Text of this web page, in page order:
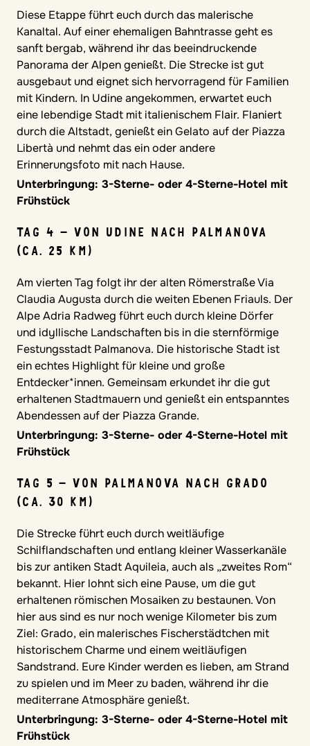
Diese Etappe führt euch durch das malerische
Kanaltal. Auf einer ehemaligen Bahntrasse geht es
sanft bergab, während ihr das beeindruckende
Panorama der Alpen genießt. Die Strecke ist gut
ausgebaut und eignet sich hervorragend für Familien
mit Kindern. In Udine angekommen, erwartet euch
eine lebendige Stadt mit italienischem Flair. Flaniert
durch die Altstadt, genießt ein Gelato auf der Piazza
Libertà und nehmt das ein oder andere
Erinnerungsfoto mit nach Hause.
Unterbringung: 3-Sterne- oder 4-Sterne-Hotel mit
Frühstück
TAG 4 – VON UDINE NACH PALMANOVA
(CA. 25 KM)
Am vierten Tag folgt ihr der alten Römerstraße Via
Claudia Augusta durch die weiten Ebenen Friauls. Der
Alpe Adria Radweg führt euch durch kleine Dörfer
und idyllische Landschaften bis in die sternförmige
Festungsstadt Palmanova. Die historische Stadt ist
ein echtes Highlight für kleine und große
Entdecker*innen. Gemeinsam erkundet ihr die gut
erhaltenen Stadtmauern und genießt ein entspanntes
Abendessen auf der Piazza Grande.
Unterbringung: 3-Sterne- oder 4-Sterne-Hotel mit
Frühstück
TAG 5 – VON PALMANOVA NACH GRADO
(CA. 30 KM)
Die Strecke führt euch durch weitläufige
Schilflandschaften und entlang kleiner Wasserkanäle
bis zur antiken Stadt Aquileia, auch als „zweites Rom“
bekannt. Hier lohnt sich eine Pause, um die gut
erhaltenen römischen Mosaiken zu bestaunen. Von
hier aus sind es nur noch wenige Kilometer bis zum
Ziel: Grado, ein malerisches Fischerstädtchen mit
historischem Charme und einem weitläufigen
Sandstrand. Eure Kinder werden es lieben, am Strand
zu spielen und im Meer zu baden, während ihr die
mediterrane Atmosphäre genießt.
Unterbringung: 3-Sterne- oder 4-Sterne-Hotel mit
Frühstück